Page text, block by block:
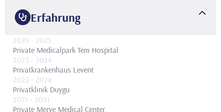
Erfahrung
2024 - 2025
Private Medicalpark Tem Hospital
2023 - 2024
Privatkrankenhaus Levent
2023 - 2024
Privatklinik Duygu
2021 - 2021
Private Merve Medical Center